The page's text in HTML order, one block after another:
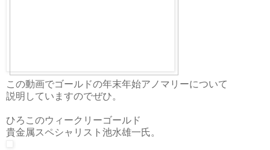
この動画でゴールドの年末年始アノマリーについて
説明していますのでぜひ。
ひろこのウィークリーゴールド
貴金属スペシャリスト池水雄一氏。